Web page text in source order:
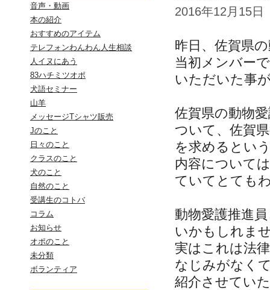
音声・動画
本の紹介
おすすめのアイテム
テレフォンわんわん人生相談
人イヌにあう
83ハチミツオポ
犬語セミナー
山羊
メッセージTシャツ販売
Jのこと
日々のこと
クラスのこと
犬のこと
自然のこと
受講生のコトバ
コラム
お知らせ
オポのこと
未分類
ボランティア
2016年12月15日
昨日、佐賀県
当初メンバー
いただいた事
佐賀県の動物
ついて、佐賀
を求めるとい
内容について
ていてとても
動物愛護推進
いかもしれま
実はこれは法
なじみがなく
紹介させてい